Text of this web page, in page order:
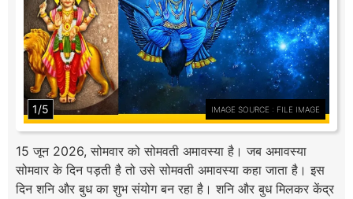
1/5 IMAGE SOURCE : FILE IMAGE
15 जून 2026, सोमवार को सोमवती अमावस्या है। जब अमावस्या
सोमवार के दिन पड़ती है तो उसे सोमवती अमावस्या कहा जाता है। इस
दिन शनि और बुध का शुभ संयोग बन रहा है। शनि और बुध मिलकर केंद्र